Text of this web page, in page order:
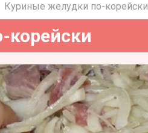
Куриные желудки по-корейски
корейски